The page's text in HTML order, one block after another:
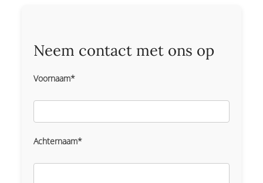
Neem contact met ons op
Voornaam*
Achternaam*